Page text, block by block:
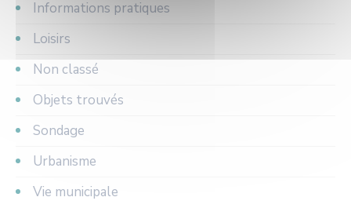
Informations pratiques
Loisirs
Non classé
Objets trouvés
Sondage
Urbanisme
Vie municipale